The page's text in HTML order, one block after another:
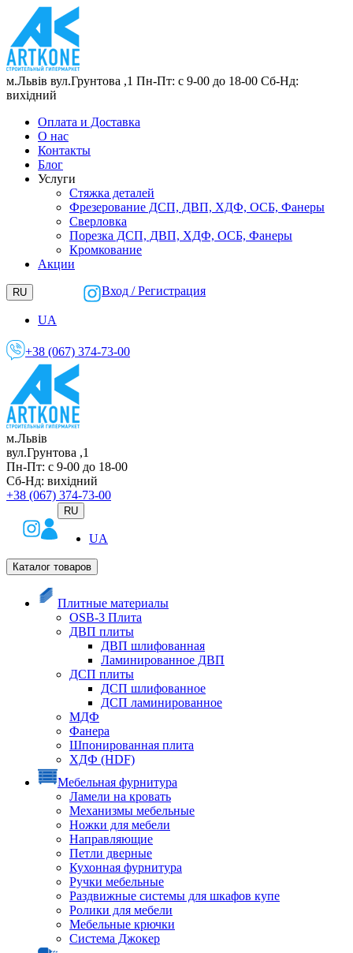
м.Львів вул.Грунтова ,1 Пн-Пт: с 9-00 до 18-00 Сб-Нд:
вихідний
Оплата и Доставка
О нас
Контакты
Блог
Услуги
Стяжка деталей
Фрезерование ДСП, ДВП, ХДФ, ОСБ, Фанеры
Сверловка
Порезка ДСП, ДВП, ХДФ, ОСБ, Фанеры
Кромкование
Акции
RU
UA
Вход / Регистрация
+38 (067) 374-73-00
м.Львів
вул.Грунтова ,1
Пн-Пт: с 9-00 до 18-00
Сб-Нд: вихідний
+38 (067) 374-73-00
RU
UA
Каталог товаров
Плитные материалы
OSB-3 Плита
ДВП плиты
ДВП шлифованная
Ламинированное ДВП
ДСП плиты
ДСП шлифованное
ДСП ламинированное
МДФ
Фанера
Шпонированная плита
ХДФ (HDF)
Мебельная фурнитура
Ламели на кровать
Механизмы мебельные
Ножки для мебели
Направляющие
Петли дверные
Кухонная фурнитура
Ручки мебельные
Раздвижные системы для шкафов купе
Ролики для мебели
Мебельные крючки
Система Джокер